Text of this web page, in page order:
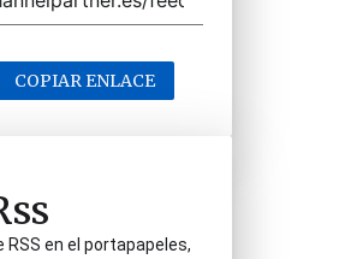
COPIAR ENLACE
RSS en el portapapeles,